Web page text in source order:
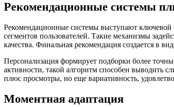
Рекомендационные системы
Рекомендационные системы выступают ключевой
сегментов пользователей. Такие механизмы
качества. Финальная рекомендация создается в
Персонализация формирует подборки более
активности, такой алгоритм способен выводить
плюс просмотры, но еще вариативность,
Моментная адаптация